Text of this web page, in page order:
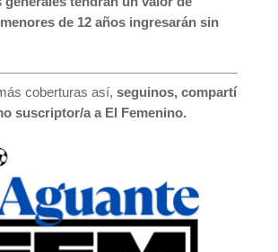
de 12 años ingresarán sin
coberturas así, seguinos, compartí
suscriptor/a a El Femenino.